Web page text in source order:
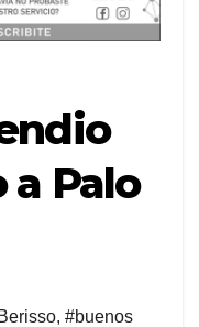
a Palo
, #buenos